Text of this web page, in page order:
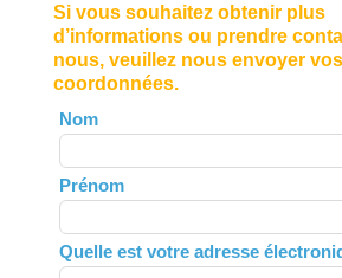
Si vous souhaitez obtenir plus
d’informations ou prendre
nous, veuillez nous envoyer vos
coordonnées.
Leave
this
field
blank
Nom
Prénom
Quelle est votre adresse